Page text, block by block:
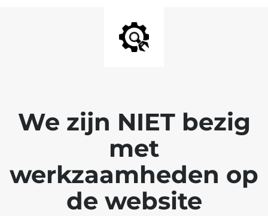
We zijn NIET bezig
met
werkzaamheden op
de website